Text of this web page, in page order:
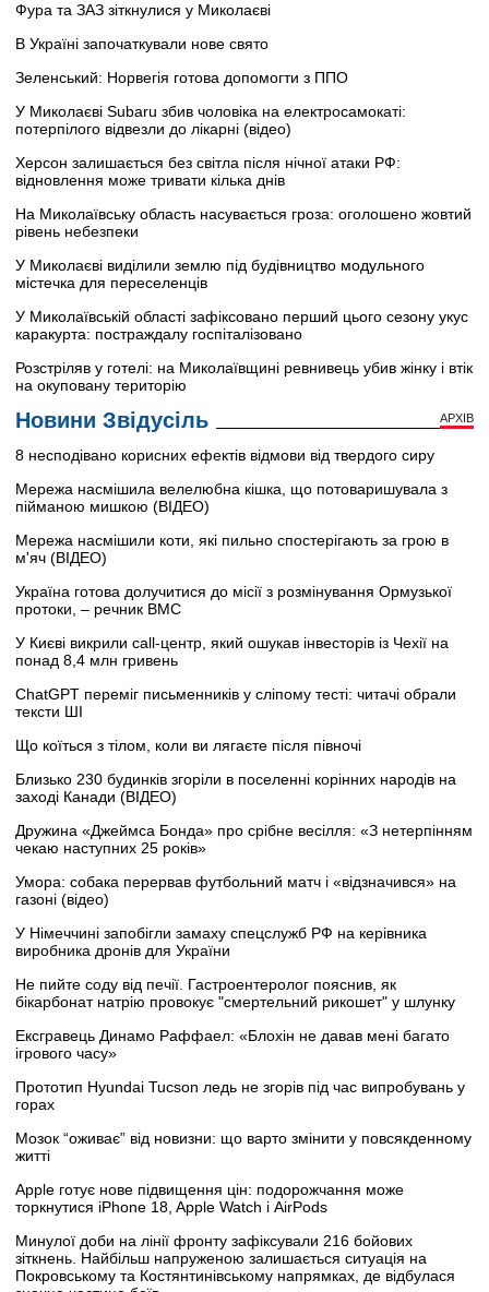
Фура та ЗАЗ зіткнулися у Миколаєві
В Україні започаткували нове свято
Зеленський: Норвегія готова допомогти з ППО
У Миколаєві Subaru збив чоловіка на електросамокаті:
потерпілого відвезли до лікарні (відео)
Херсон залишається без світла після нічної атаки РФ:
відновлення може тривати кілька днів
На Миколаївську область насувається гроза: оголошено жовтий
рівень небезпеки
У Миколаєві виділили землю під будівництво модульного
містечка для переселенців
У Миколаївській області зафіксовано перший цього сезону укус
каракурта: постраждалу госпіталізовано
Розстріляв у готелі: на Миколаївщині ревнивець убив жінку і втік
на окуповану територію
Новини Звідусіль АРХІВ
8 несподівано корисних ефектів відмови від твердого сиру
Мережа насмішила велелюбна кішка, що потоваришувала з
пійманою мишкою (ВІДЕО)
Мережа насмішили коти, які пильно спостерігають за грою в
м'яч (ВІДЕО)
Україна готова долучитися до місії з розмінування Ормузької
протоки, – речник ВМС
У Києві викрили call-центр, який ошукав інвесторів із Чехії на
понад 8,4 млн гривень
ChatGPT переміг письменників у сліпому тесті: читачі обрали
тексти ШІ
Що коїться з тілом, коли ви лягаєте після півночі
Близько 230 будинків згоріли в поселенні корінних народів на
заході Канади (ВІДЕО)
Дружина «Джеймса Бонда» про срібне весілля: «З нетерпінням
чекаю наступних 25 років»
Умора: собака перервав футбольний матч і «відзначився» на
газоні (відео)
У Німеччині запобігли замаху спецслужб РФ на керівника
виробника дронів для України
Не пийте соду від печії. Гастроентеролог пояснив, як
бікарбонат натрію провокує "смертельний рикошет" у шлунку
Ексгравець Динамо Раффаел: «Блохін не давав мені багато
ігрового часу»
Прототип Hyundai Tucson ледь не згорів під час випробувань у
горах
Мозок “оживає” від новизни: що варто змінити у повсякденному
житті
Apple готує нове підвищення цін: подорожчання може
торкнутися iPhone 18, Apple Watch і AirPods
Минулої доби на лінії фронту зафіксували 216 бойових
зіткнень. Найбільш напруженою залишається ситуація на
Покровському та Костянтинівському напрямках, де відбулася